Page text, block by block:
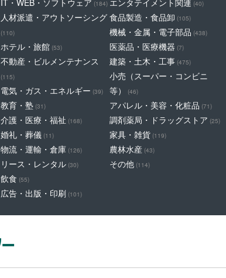
IT・WEB・ソフトウェア (184)
人材派遣・アウトソーシング
(110)
ホテル・旅館 (53)
不動産・ビルメンテナンス
(115)
電気・ガス・エネルギー (39)
教育・塾 (31)
介護・医療・福祉 (168)
婚礼・葬儀 (11)
物流・運輸・倉庫 (126)
リース・レンタル (30)
飲食 (55)
広告・出版・印刷 (101)
エンタテイメント関連 (40)
食品製造・食品卸 (105)
機械・金属・電子部品 (438)
医薬品・医療機器 (7)
建築・土木・工事 (475)
小売（スーパー・コンビニ
等）
(46)
アパレル・美容・化粧品 (71)
調剤薬局・ドラッグストア (25)
家具・雑貨 (119)
農林水産 (43)
その他 (114)